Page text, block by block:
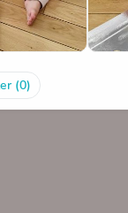
(0)